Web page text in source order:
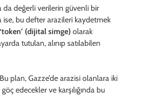
değerli verilerin güvenli bir
ise, bu defter arazileri kaydetmek
‘token’ (dijital simge) olarak
tutulan, alınıp satılabilen
plan, Gazze’de arazisi olanlara iki
edecekler ve karşılığında bu